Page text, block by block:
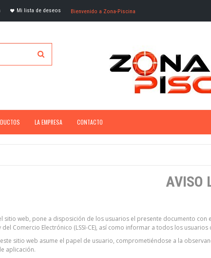
Mi lista de deseos Bienvenido a Zona-Piscina
LA EMPRESA CONTACTO
AVISO
sitio web, pone a disposición de los usuarios el presente documento
Comercio Electrónico (LSSI-CE), así como informar a todos los
sitio web asume el papel de usuario, comprometiéndose a la
aplicación.